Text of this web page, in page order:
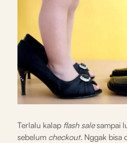
Terlalu kalap flash salesampai
sebelum checkout. Nggak bisa